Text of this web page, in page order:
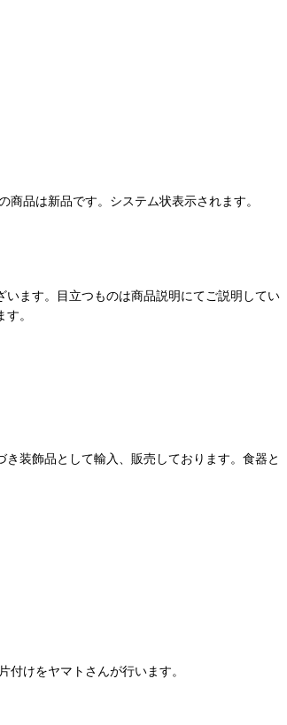
品は新品です。システム状表示されます。
ます。目立つものは商品説明にてご説明してい
。
装飾品として輸入、販売しております。食器と
けをヤマトさんが行います。